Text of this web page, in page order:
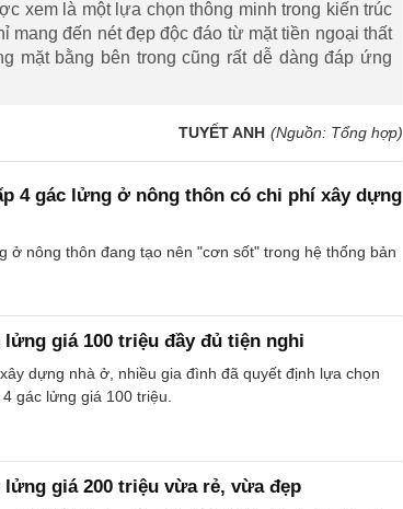
xem là một lựa chọn thông minh trong kiến trúc
mang đến nét đẹp độc đáo từ mặt tiền ngoại thất
mặt bằng bên trong cũng rất dễ dàng đáp ứng
TUYẾT ANH (Nguồn: Tổng hợp)
4 gác lửng ở nông thôn có chi phí xây dựng
ở nông thôn đang tạo nên "cơn sốt" trong hệ thống bản
lửng giá 100 triệu đầy đủ tiện nghi
dựng nhà ở, nhiều gia đình đã quyết định lựa chọn
gác lửng giá 100 triệu.
lửng giá 200 triệu vừa rẻ, vừa đẹp